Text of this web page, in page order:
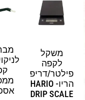
משקל
לקפה
פילטר/דריפ
הריו- HARIO
DRIP SCALE